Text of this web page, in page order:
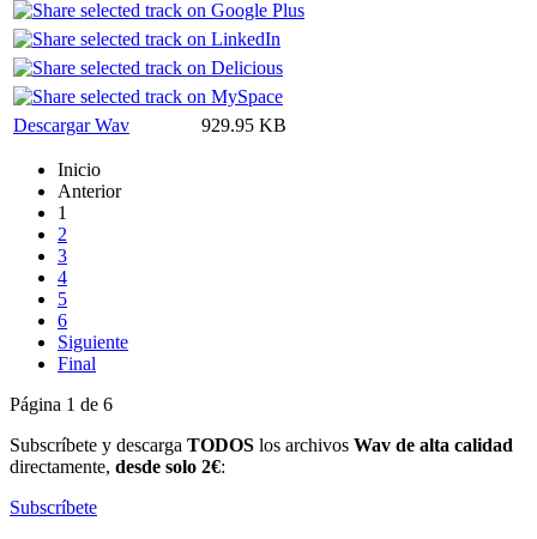
Descargar Wav 929.95 KB
Inicio
Anterior
1
2
3
4
5
6
Siguiente
Final
Página 1 de 6
Subscríbete y descarga TODOS los archivos Wav de alta calidad
directamente, desde solo 2€:
Subscríbete